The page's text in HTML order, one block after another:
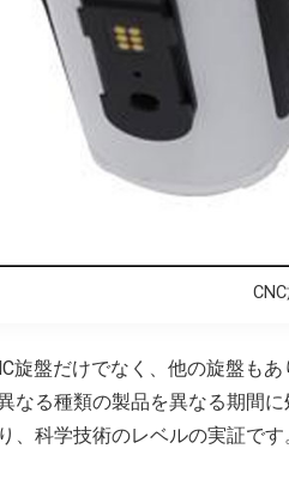
旋盤だけでなく、他の旋盤も
なる種類の製品を異なる期間
、科学技術のレベルの実証です